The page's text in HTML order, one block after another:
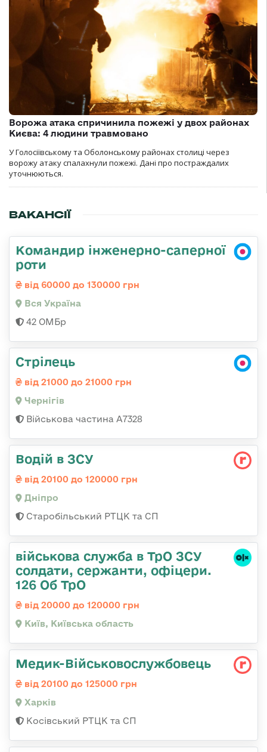
Ворожа атака спричинила пожежі у двох районах
Києва: 4 людини травмовано
У Голосіївському та Оболонському районах столиці через
ворожу атаку спалахнули пожежі. Дані про постраждалих
уточнюються.
ВАКАНСІЇ
Командир інженерно-саперної
роти
від 60000 до 130000 грн
Вся Україна
42 ОМБр
Стрілець
від 21000 до 21000 грн
Чернігів
Військова частина А7328
Водій в ЗСУ
від 20100 до 120000 грн
Дніпро
Старобільський РТЦК та СП
військова служба в ТрО ЗСУ
солдати, сержанти, офіцери.
126 Об ТрО
від 20000 до 120000 грн
Київ, Київська область
Медик-Військовослужбовець
від 20100 до 125000 грн
Харків
Косівський РТЦК та СП